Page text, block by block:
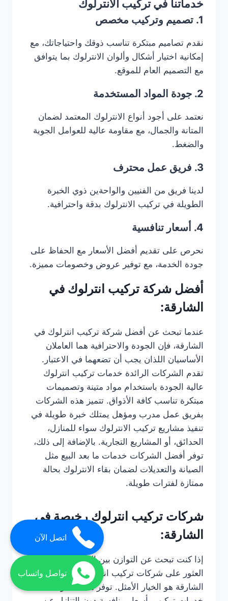
خدماتنا في تركيب الانترلوك
1. تصميم وتركيب مخصص
نقدم تصاميم مبتكرة تناسب ذوقك واحتياجاتك، مع
إمكانية اختيار أشكال وألوان الانترلوك بما يتوافق
مع التصميم العام للموقع.
2. جودة المواد المستخدمة
نعتمد على أجود أنواع الانترلوك المعتمد لضمان
المتانة والجمال، مع مقاومة عالية للعوامل الجوية
والضغط.
3. فريق عمل محترف
لدينا فريق من الفنيين والواحةين ذوي الخبرة
الطويلة في تركيب الانترلوك بدقة واحترافية.
4. أسعار تنافسية
نحرص على تقديم أفضل الأسعار مع الحفاظ على
جودة الخدمة، مع توفير عروض وخصومات مميزة.
أفضل شركة تركيب انترلوك في
الشارقة:
عندما تبحث عن أفضل شركة تركيب انترلوك في
الشارقة، فإن الجودة والاحترافية هما العاملان
الأساسيان اللذان يجب أن تضعهما في الاعتبار.
تقدم الشركات الرائدة خدمات تركيب انترلوك
عالية الجودة باستخدام مواد متينة وتصميمات
مبتكرة تناسب كافة الأذواق. تتميز هذه الشركات
بفريق عمل مدرب ومؤهل يمتلك خبرة طويلة في
تنفيذ مشاريع تركيب الانترلوك سواء للمنازل،
الحدائق، أو المشاريع التجارية. بالإضافة إلى ذلك،
توفر أفضل الشركات خدمات ما بعد البيع مثل
الصيانة والتعديلات لضمان بقاء الانترلوك بحالة
ممتازة لفترات طويلة.
شركات تركيب انترلوك رخيصة في
الشارقة:
إذا كنت تبحث عن التوازن بين الجودة والسعر، فإن
العثور على شركات تركيب انترلوك رخيصة في
الشارقة هو الخيار الأمثل. توفر هذه الشركات
اتصل الآن
تواصل واتساب